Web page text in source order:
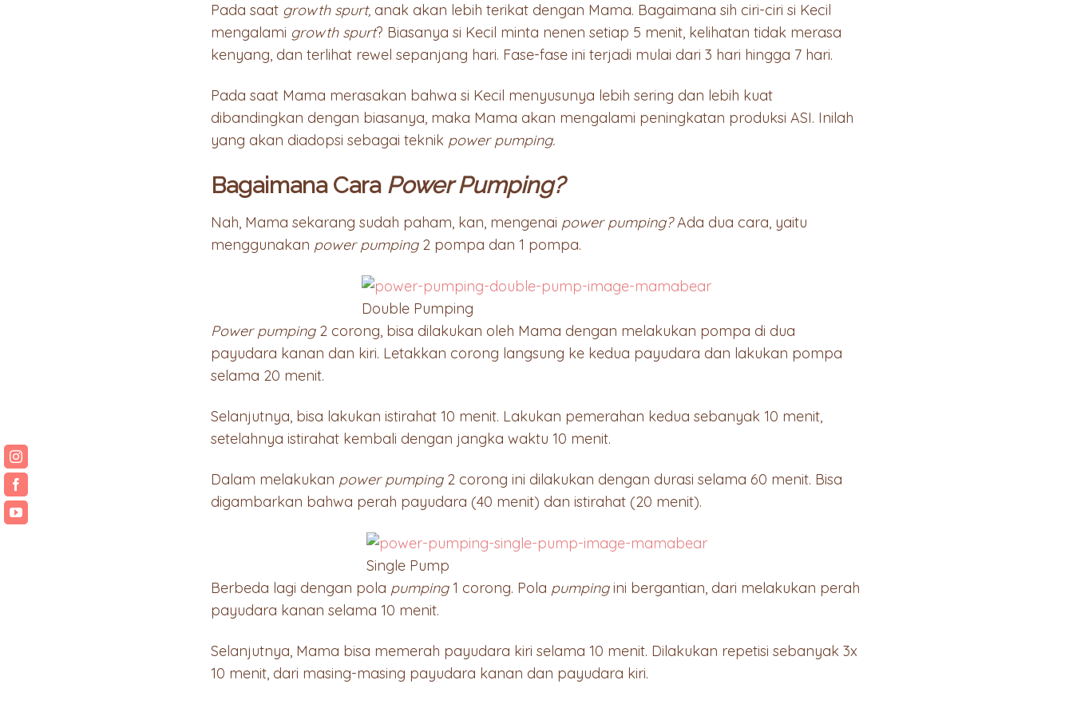
Pada saat growth spurt, anak akan lebih terikat dengan Mama. Bagaimana sih ciri-ciri si Kecil
mengalami growth spurt? Biasanya si Kecil minta nenen setiap 5 menit, kelihatan tidak merasa
kenyang, dan terlihat rewel sepanjang hari. Fase-fase ini terjadi mulai dari 3 hari hingga 7 hari.
Pada saat Mama merasakan bahwa si Kecil menyusunya lebih sering dan lebih kuat
dibandingkan dengan biasanya, maka Mama akan mengalami peningkatan produksi ASI. Inilah
yang akan diadopsi sebagai teknik power pumping.
Bagaimana Cara Power Pumping?
Nah, Mama sekarang sudah paham, kan, mengenai power pumping?Ada dua cara, yaitu
menggunakan power pumping2 pompa dan 1 pompa.
Double Pumping
Power pumping2 corong, bisa dilakukan oleh Mama dengan melakukan pompa di dua
payudara kanan dan kiri. Letakkan corong langsung ke kedua payudara dan lakukan pompa
selama 20 menit.
Selanjutnya, bisa lakukan istirahat 10 menit. Lakukan pemerahan kedua sebanyak 10 menit,
setelahnya istirahat kembali dengan jangka waktu 10 menit.
Dalam melakukan power pumping2 corong ini dilakukan dengan durasi selama 60 menit. Bisa
digambarkan bahwa perah payudara (40 menit) dan istirahat (20 menit).
Single Pump
Berbeda lagi dengan pola pumping1 corong. Pola pumpingini bergantian, dari melakukan perah
payudara kanan selama 10 menit.
Selanjutnya, Mama bisa memerah payudara kiri selama 10 menit. Dilakukan repetisi sebanyak 3x
10 menit, dari masing-masing payudara kanan dan payudara kiri.